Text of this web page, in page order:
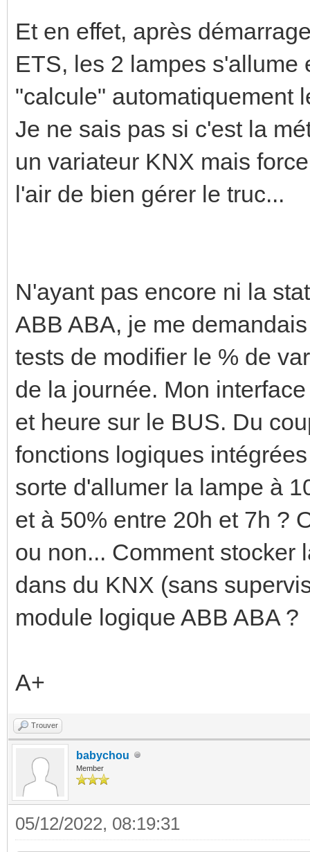
Et en effet, après
ETS, les 2 lampes
"calcule" automatiquement
Je ne sais pas si c'est la
un variateur KNX mais
l'air de bien gérer le truc...
N'ayant pas encore ni la
ABB ABA, je me
tests de modifier le % de
de la journée. Mon
et heure sur le BUS. Du
fonctions logiques
sorte d'allumer la lampe à
et à 50% entre 20h et 7h ?
ou non... Comment stocker
dans du KNX (sans
module logique ABB ABA ?
A+
Trouver
babychou
Member
05/12/2022, 08:19:31